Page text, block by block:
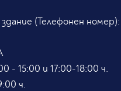
(Телефонен номер):
- 15:00 и 17:00-18:00 ч.
ч.